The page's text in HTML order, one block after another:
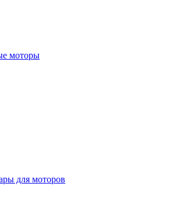
моторы
для моторов